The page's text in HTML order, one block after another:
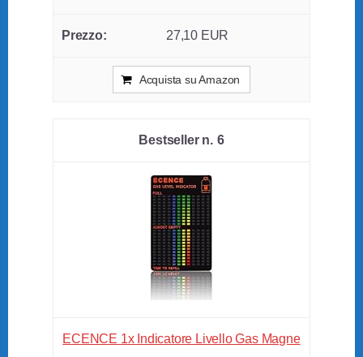
27,10 EUR
Acquista su Amazon
6
ECENCE 1x Indicatore Livello Gas Magne